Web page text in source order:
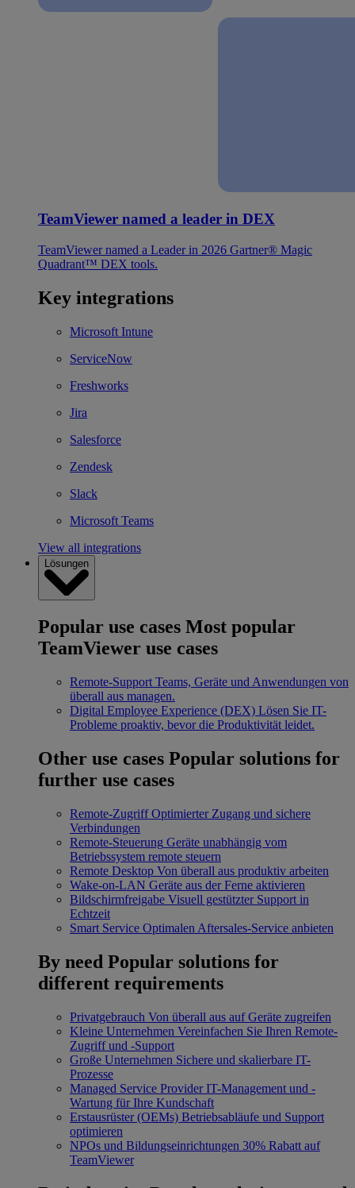
TeamViewer named a leader in DEX
TeamViewer named a Leader in 2026 Gartner® Magic
Quadrant™ DEX tools.
Key integrations
Microsoft Intune
ServiceNow
Freshworks
Jira
Salesforce
Zendesk
Slack
Microsoft Teams
View all integrations
Lösungen
Popular use cases Most popular
TeamViewer use cases
Remote-Support Teams, Geräte und Anwendungen von
überall aus managen.
Digital Employee Experience (DEX) Lösen Sie IT-
Probleme proaktiv, bevor die Produktivität leidet.
Other use cases Popular solutions for
further use cases
Remote-Zugriff Optimierter Zugang und sichere
Verbindungen
Remote-Steuerung Geräte unabhängig vom
Betriebssystem remote steuern
Remote Desktop Von überall aus produktiv arbeiten
Wake-on-LAN Geräte aus der Ferne aktivieren
Bildschirmfreigabe Visuell gestützter Support in
Echtzeit
Smart Service Optimalen Aftersales-Service anbieten
By need Popular solutions for
different requirements
Privatgebrauch Von überall aus auf Geräte zugreifen
Kleine Unternehmen Vereinfachen Sie Ihren Remote-
Zugriff und -Support
Große Unternehmen Sichere und skalierbare IT-
Prozesse
Managed Service Provider IT-Management und -
Wartung für Ihre Kundschaft
Erstausrüster (OEMs) Betriebsabläufe und Support
optimieren
NPOs und Bildungseinrichtungen 30% Rabatt auf
TeamViewer